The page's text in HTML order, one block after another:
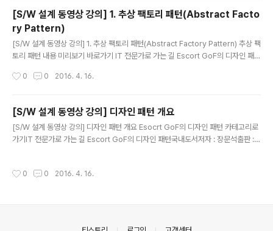
[S/W 설계 동영상 강의] 1. 추상 팩토리 패턴(Abstract Facto
ry Pattern)
[S/W 설계 동영상 강의] 1. 추상 팩토리 패턴(Abstract Factory Pattern) 추상 팩
토리 패턴 내용 미리보기 바로가기 IT 전문가로 가는 길 Escort GoF의 디자인 패턴
0 0 2016. 4. 16.
[S/W 설계 동영상 강의] 디자인 패턴 개요
[S/W 설계 동영상 강의] 디자인 패턴 개요 Esocrt GoF의 디자인 패턴 카테고리로
가기IT 전문가로 가는 길 Escort GoF의 디자인 패턴국내도서저자 : 장문석출판 :
0 0 2016. 4. 16.